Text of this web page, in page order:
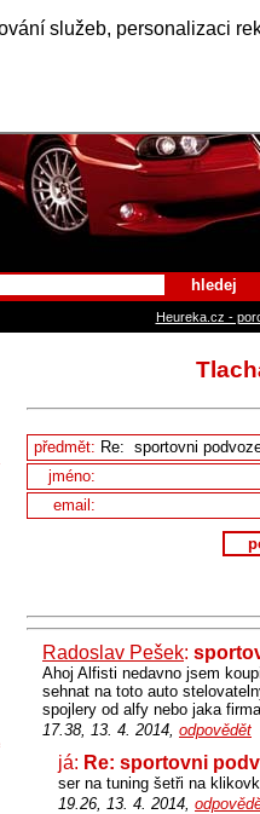
služeb, personalizaci
Alfa
hledej
Heureka.cz -
předmět:
jméno:
email:
Radoslav Pešek:
Ahoj Alfisti nedavno jsem
sehnat na toto auto
spojlery od alfy nebo jaka
17.38, 13. 4. 2014, odpovědět
já: Re: sportovni
ser na tuning šetři na
19.26, 13. 4. 2014,